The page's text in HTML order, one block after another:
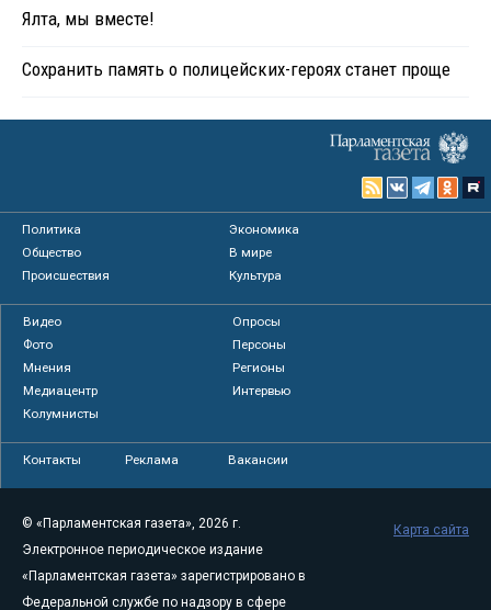
Ялта, мы вместе!
Сохранить память о полицейских-героях станет проще
Политика
Экономика
Общество
В мире
Происшествия
Культура
Видео
Опросы
Фото
Персоны
Мнения
Регионы
Медиацентр
Интервью
Колумнисты
Контакты Реклама Вакансии
© «Парламентская газета», 2026 г.
Электронное периодическое издание
«Парламентская газета» зарегистрировано в
Федеральной службе по надзору в сфере
Карта сайта